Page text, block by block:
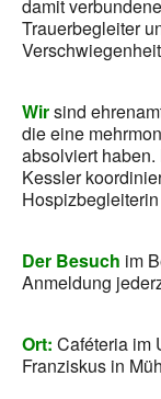
damit
Trauerbegleiter
Wirsind
die eine
absolviert
Kessler
Der Besuch im
Anmeldung
Ort: Caféteria im
Franziskus in